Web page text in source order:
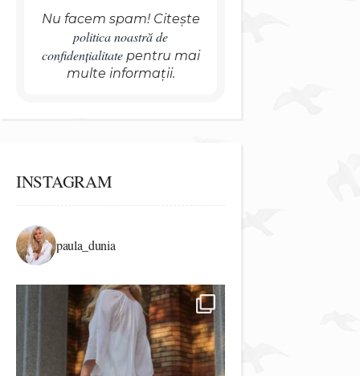
Nu facem spam! Citește
politica noastră de
confidențialitatepentru mai
multe informații.
INSTAGRAM
paula_dunia